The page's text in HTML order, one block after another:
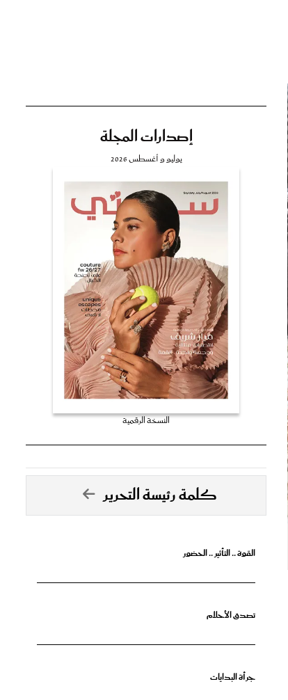
إصدارات المجلة
يوليو و أغسطس 2026
النسخة الرقمية
كلمة رئيسة التحرير
القوة .. التأثير .. الحضور
تصدق الأحلام
جرأة البدايات